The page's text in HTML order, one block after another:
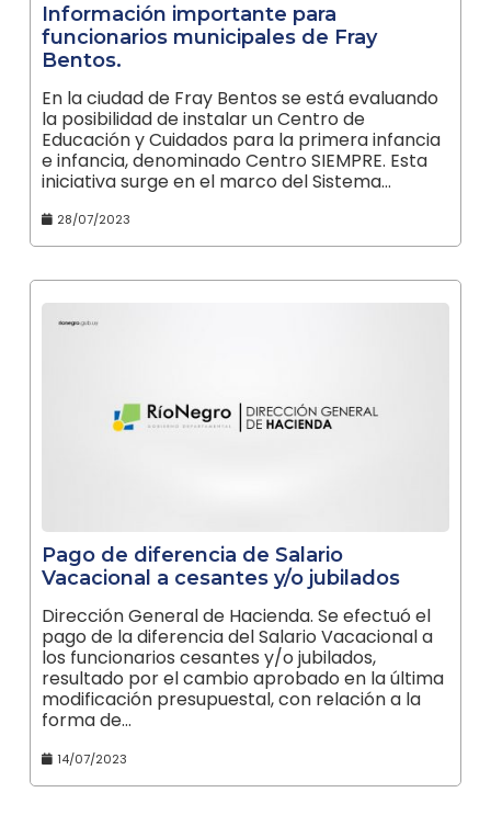
Información importante para
funcionarios municipales de Fray
Bentos.
En la ciudad de Fray Bentos se está evaluando
la posibilidad de instalar un Centro de
Educación y Cuidados para la primera infancia
e infancia, denominado Centro SIEMPRE. Esta
iniciativa surge en el marco del Sistema…
28/07/2023
Pago de diferencia de Salario
Vacacional a cesantes y/o jubilados
Dirección General de Hacienda. Se efectuó el
pago de la diferencia del Salario Vacacional a
los funcionarios cesantes y/o jubilados,
resultado por el cambio aprobado en la última
modificación presupuestal, con relación a la
forma de…
14/07/2023